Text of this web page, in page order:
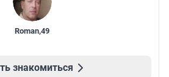
Roman,49
знакомиться